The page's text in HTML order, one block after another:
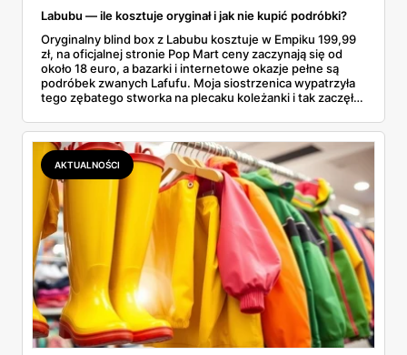
Labubu — ile kosztuje oryginał i jak nie kupić podróbki?
Oryginalny blind box z Labubu kosztuje w Empiku 199,99
zł, na oficjalnej stronie Pop Mart ceny zaczynają się od
około 18 euro, a bazarki i internetowe okazje pełne są
podróbek zwanych Lafufu. Moja siostrzenica wypatrzyła
tego zębatego stworka na plecaku koleżanki i tak zaczęło
kosztuje i po czym poznać, że sprzedawca nie wciska nam
podróbki. Spisałam wszystko, czego się dowiedziałam —
łącznie z jedną wpadką, o której za chwilę.
AKTUALNOŚCI